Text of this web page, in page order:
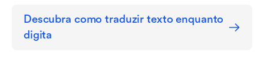
Descubra como traduzir texto enquanto
digita